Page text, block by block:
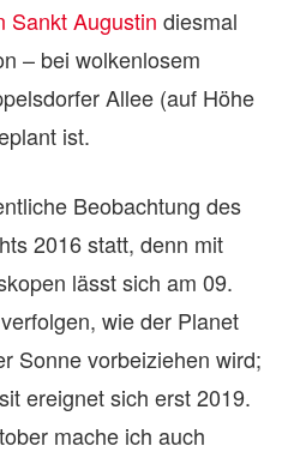
Sankt Augustin diesmal
– bei wolkenlosem
Allee (auf Höhe
ist.
Beobachtung des
2016 statt, denn mit
lässt sich am 09.
wie der Planet
Sonne vorbeiziehen wird;
ereignet sich erst 2019.
mache ich auch